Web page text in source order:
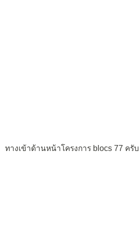
ทางเข้าด้านหน้าโครงการ blocs 77 ครับ